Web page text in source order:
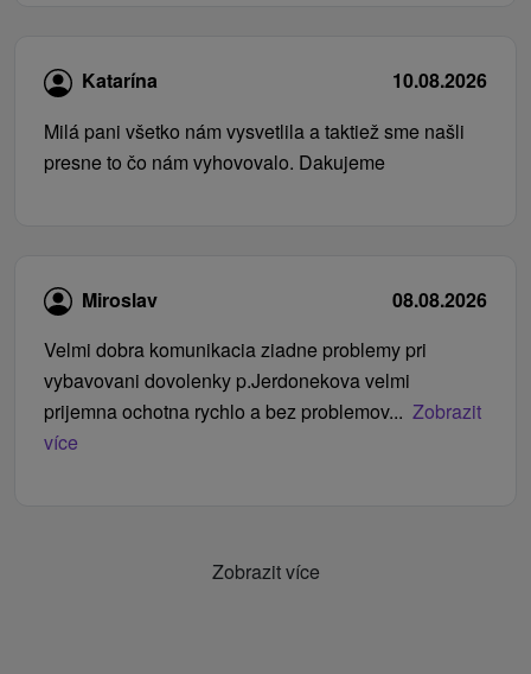
Katarína
10.08.2026
Milá pani všetko nám vysvetlila a taktiež sme našli
presne to čo nám vyhovovalo. Dakujeme
Miroslav
08.08.2026
Velmi dobra komunikacia ziadne problemy pri
vybavovani dovolenky p.Jerdonekova velmi
prijemna ochotna rychlo a bez problemov... Zobrazit
více
Zobrazit více